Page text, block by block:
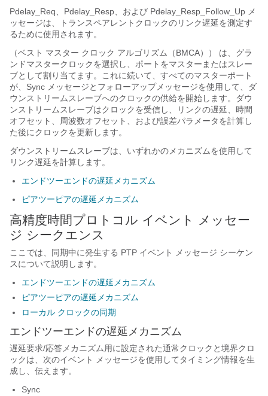
Pdelay_Req、Pdelay_Resp、および Pdelay_Resp_Follow_Up メ
ッセージは、トランスペアレントクロックのリンク遅延を測定す
るために使用されます。
（ベスト マスター クロック アルゴリズム（BMCA））
は、グラ
ンドマスタークロックを選択し、ポートをマスターまたはスレー
ブとして割り当てます。これに続いて、すべてのマスターポート
が、Sync メッセージとフォローアップメッセージを使用して、ダ
ウンストリームスレーブへのクロックの供給を開始します。ダウ
ンストリームスレーブはクロックを受信し、リンクの遅延、時間
オフセット、周波数オフセット、および誤差パラメータを計算し
た後にクロックを更新します。
ダウンストリームスレーブは、いずれかのメカニズムを使用して
リンク遅延を計算します。
エンドツーエンドの遅延メカニズム
ピアツーピアの遅延メカニズム
高精度時間プロトコル イベント メッセー
ジ シークエンス
ここでは、同期中に発生する PTP イベント メッセージ シーケン
スについて説明します。
エンドツーエンドの遅延メカニズム
ピアツーピアの遅延メカニズム
ローカル クロックの同期
エンドツーエンドの遅延メカニズム
遅延要求/応答メカニズム用に設定された通常クロックと境界クロ
ックは、次のイベント メッセージを使用してタイミング情報を生
成し、伝えます。
Sync